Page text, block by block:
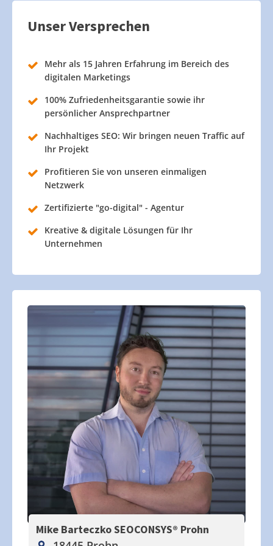
Unser Versprechen
Mehr als 15 Jahren Erfahrung im Bereich des
digitalen Marketings
100% Zufriedenheitsgarantie sowie ihr
persönlicher Ansprechpartner
Nachhaltiges SEO: Wir bringen neuen Traffic auf
Ihr Projekt
Profitieren Sie von unseren einmaligen
Netzwerk
Zertifizierte "go-digital" - Agentur
Kreative & digitale Lösungen für Ihr
Unternehmen
Mike Barteczko SEOCONSYS® Prohn